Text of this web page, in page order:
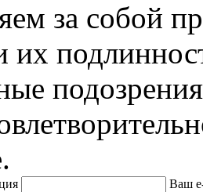
за собой
их
Ваш